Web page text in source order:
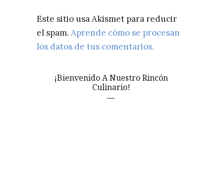
Este sitio usa Akismet para reducir
el spam. Aprende cómo se procesan
los datos de tus comentarios.
¡Bienvenido A Nuestro Rincón
Culinario!